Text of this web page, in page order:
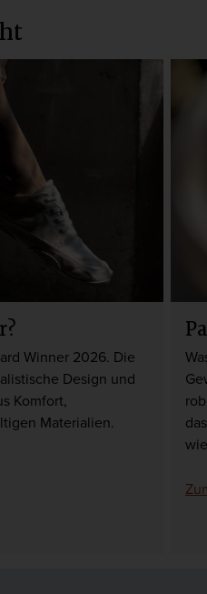
Winner 2026. Die
Design und
Komfort,
Materialien.